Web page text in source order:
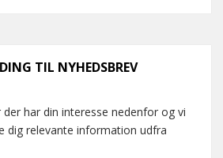
TIL NYHEDSBREV
har din interesse nedenfor og vi
dig relevante information udfra